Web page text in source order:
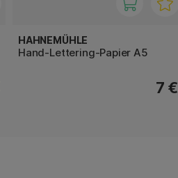
HAHNEMÜHLE
Hand-Lettering-Papier A5
7 €